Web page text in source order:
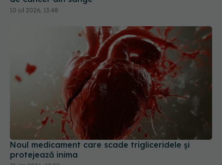
Noul medicament care scade trigliceridele și
protejează inima
21 ian 2026, 12:20